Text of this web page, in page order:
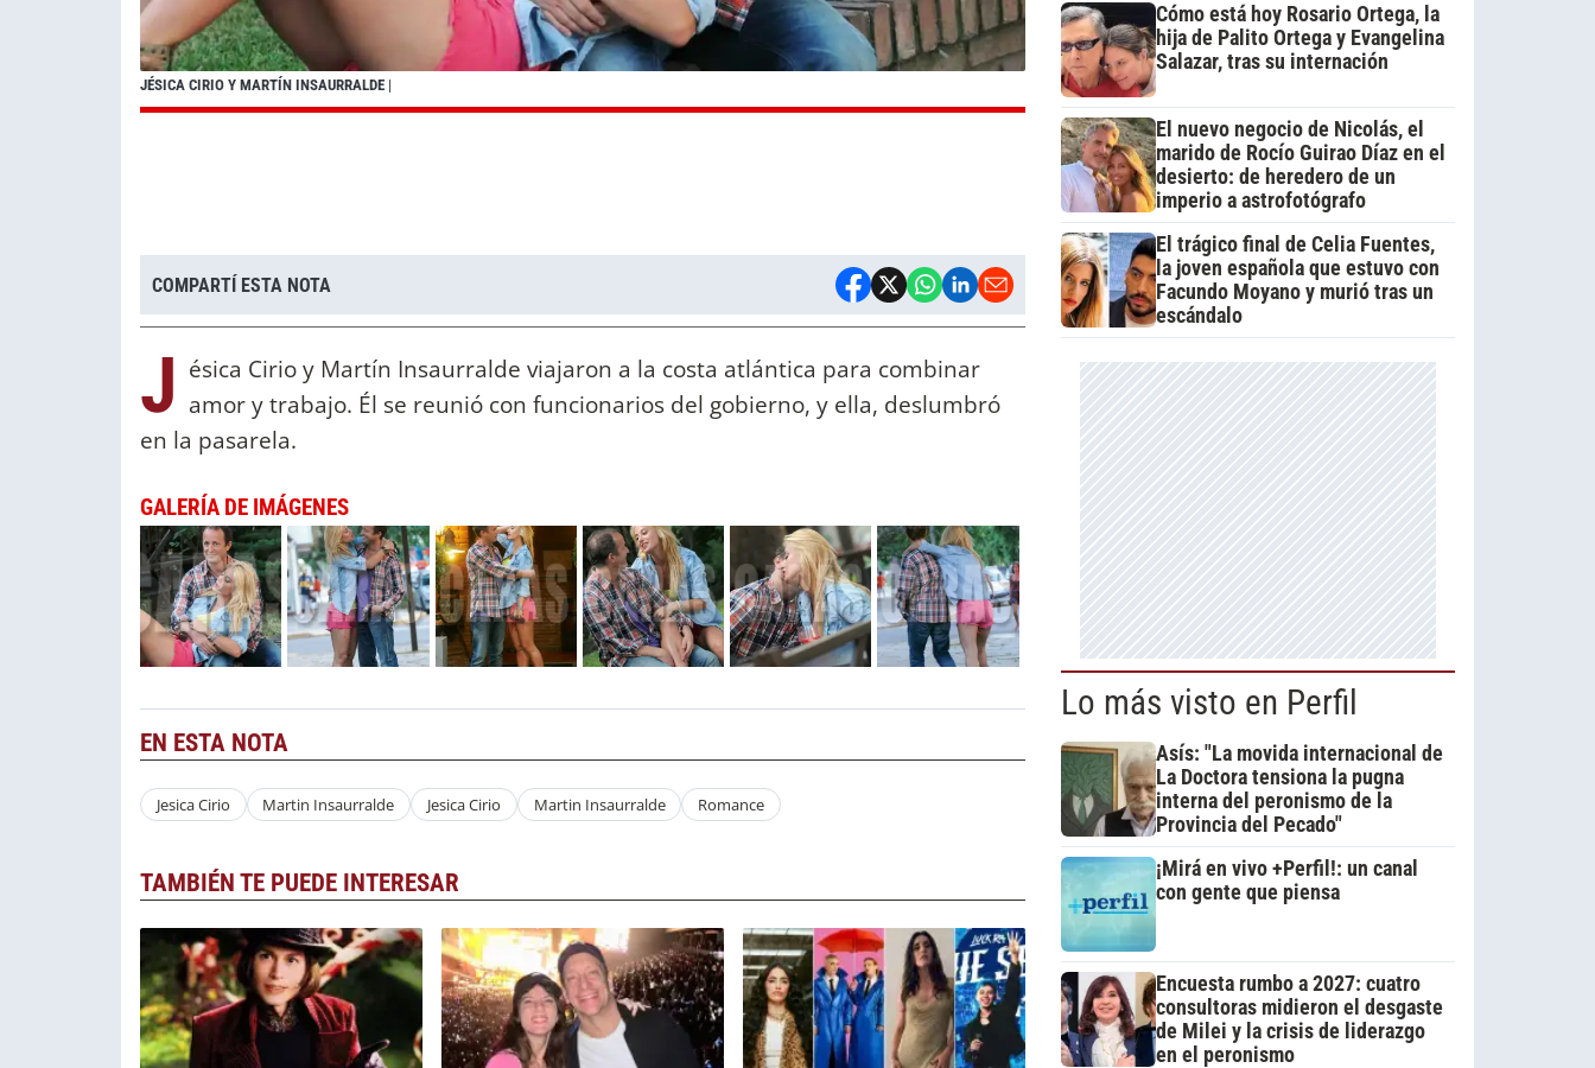
JÉSICA CIRIO Y MARTÍN INSAURRALDE |
COMPARTÍ ESTA NOTA
J ésica Cirio y Martín Insaurralde viajaron a la costa atlántica para combinar
amor y trabajo. Él se reunió con funcionarios del gobierno, y ella, deslumbró
en la pasarela.
GALERÍA DE IMÁGENES
EN ESTA NOTA
Jesica Cirio Martin Insaurralde Jesica Cirio Martin Insaurralde Romance
TAMBIÉN TE PUEDE INTERESAR
Cómo está hoy Rosario Ortega, la
hija de Palito Ortega y Evangelina
Salazar, tras su internación
El nuevo negocio de Nicolás, el
marido de Rocío Guirao Díaz en el
desierto: de heredero de un
imperio a astrofotógrafo
El trágico final de Celia Fuentes,
la joven española que estuvo con
Facundo Moyano y murió tras un
escándalo
Lo más visto en Perfil
Asís: "La movida internacional de
La Doctora tensiona la pugna
interna del peronismo de la
Provincia del Pecado"
¡Mirá en vivo +Perfil!: un canal
con gente que piensa
Encuesta rumbo a 2027: cuatro
consultoras midieron el desgaste
de Milei y la crisis de liderazgo
en el peronismo